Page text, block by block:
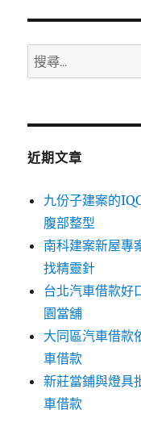
搜
尋
鍵
近期文章
九份子建案的
腹部整型
南科建案新屋專
找精靈針
台北汽車借款好
園當舖
大同區汽車借款
車借款
新莊當鋪與燈具
車借款